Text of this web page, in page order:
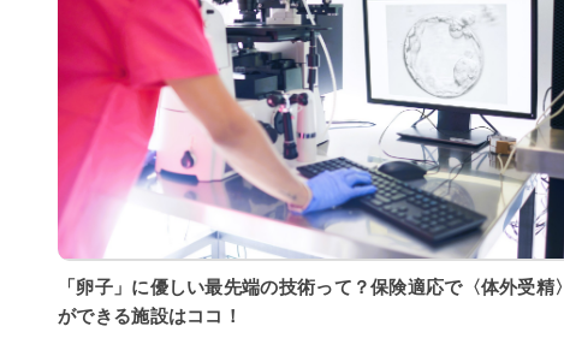
「卵子」に優しい最先端の技術って？保険適応で〈体外受精〉
ができる施設はココ！